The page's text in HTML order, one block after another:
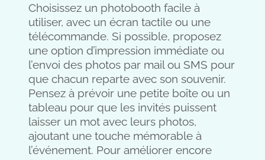
Choisissez un photobooth facile à
utiliser, avec un écran tactile ou une
télécommande. Si possible, proposez
une option d’impression immédiate ou
l’envoi des photos par mail ou SMS pour
que chacun reparte avec son souvenir.
Pensez à prévoir une petite boîte ou un
tableau pour que les invités puissent
laisser un mot avec leurs photos,
ajoutant une touche mémorable à
l’événement. Pour améliorer encore